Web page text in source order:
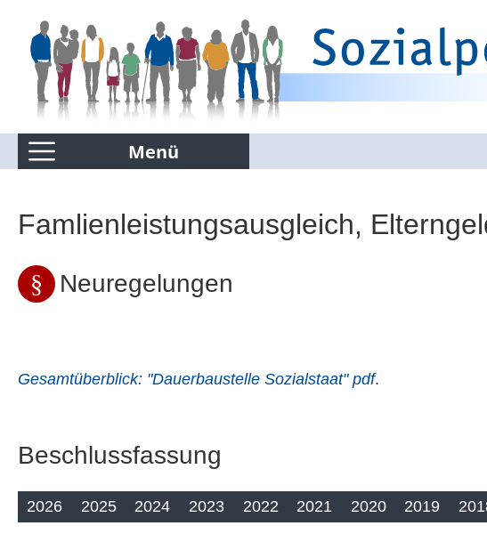
Menü
Kommentierte Infografiken
Suchen nur in Kommentierte Infografiken
Famlienleistungsausgleich,
Neuregelungen
Gesamtüberblick: "Dauerbaustelle Sozialstaat" pdf.
Beschlussfassung
2026 2025 2024 2023 2022 2021 2020 2019